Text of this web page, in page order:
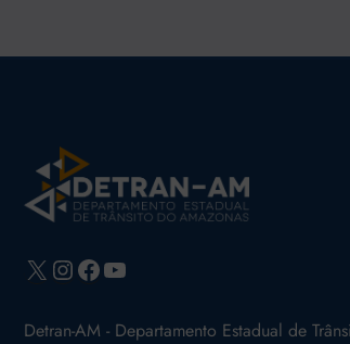
X Instagram
Facebook
Youtube
Detran-AM - Departamento Estadual de